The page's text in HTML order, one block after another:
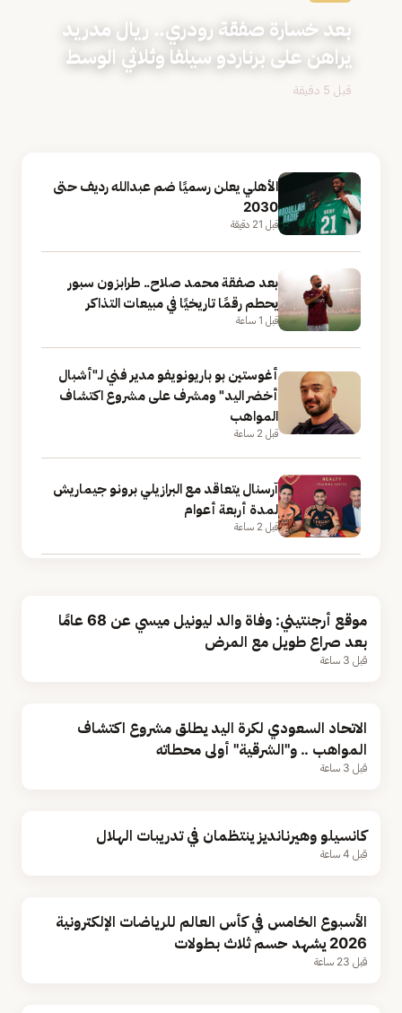
بعد خسارة صفقة رودري.. ريال مدريد
يراهن على برناردو سيلفا وثلاثي الوسط
قبل 5 دقيقة
الأهلي يعلن رسميًا ضم عبدالله رديف حتى
2030
قبل 21 دقيقة
بعد صفقة محمد صلاح.. طرابزون سبور
يحطم رقمًا تاريخيًا في مبيعات التذاكر
قبل 1 ساعة
أغوستين بو باريونويفو مدير فني لـ"أشبال
أخضر اليد" ومشرف على مشروع اكتشاف
المواهب
قبل 2 ساعة
آرسنال يتعاقد مع البرازيلي برونو جيماريش
لمدة أربعة أعوام
قبل 2 ساعة
موقع أرجنتيني: وفاة والد ليونيل ميسي عن 68 عامًا
بعد صراع طويل مع المرض
قبل 3 ساعة
الاتحاد السعودي لكرة اليد يطلق مشروع اكتشاف
المواهب .. و"الشرقية" أولى محطاته
قبل 3 ساعة
كانسيلو وهيرنانديز ينتظمان في تدريبات الهلال
قبل 4 ساعة
الأسبوع الخامس في كأس العالم للرياضات الإلكترونية
2026 يشهد حسم ثلاث بطولات
قبل 23 ساعة